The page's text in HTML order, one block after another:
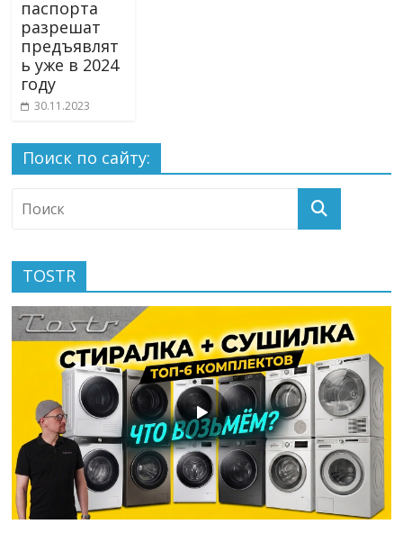
паспорта
разрешат
предъявлят
ь уже в 2024
году
30.11.2023
Поиск по сайту:
TOSTR